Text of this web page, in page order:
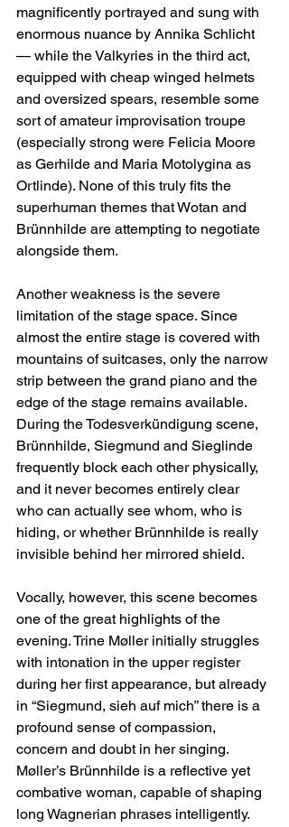
magnificently portrayed and sung with
enormous nuance by Annika Schlicht
— while the Valkyries in the third act,
equipped with cheap winged helmets
and oversized spears, resemble some
sort of amateur improvisation troupe
(especially strong were Felicia Moore
as Gerhilde and Maria Motolygina as
Ortlinde). None of this truly fits the
superhuman themes that Wotan and
Brünnhilde are attempting to negotiate
alongside them.
Another weakness is the severe
limitation of the stage space. Since
almost the entire stage is covered with
mountains of suitcases, only the narrow
strip between the grand piano and the
edge of the stage remains available.
During the Todesverkündigung scene,
Brünnhilde, Siegmund and Sieglinde
frequently block each other physically,
and it never becomes entirely clear
who can actually see whom, who is
hiding, or whether Brünnhilde is really
invisible behind her mirrored shield.
Vocally, however, this scene becomes
one of the great highlights of the
evening. Trine Møller initially struggles
with intonation in the upper register
during her first appearance, but already
in “Siegmund, sieh auf mich” there is a
profound sense of compassion,
concern and doubt in her singing.
Møller’s Brünnhilde is a reflective yet
combative woman, capable of shaping
long Wagnerian phrases intelligently.